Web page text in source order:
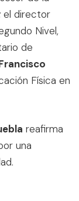
el director
Nivel,
de
Física en
reafirma
una